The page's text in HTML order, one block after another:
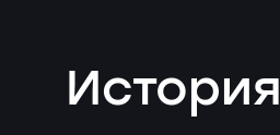
История